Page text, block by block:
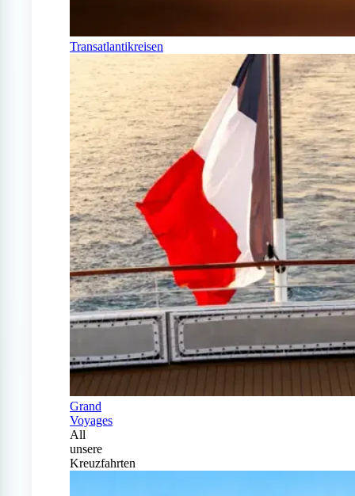
Transatlantikreisen
Grand
Voyages
All
unsere
Kreuzfahrten